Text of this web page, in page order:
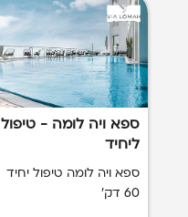
ספא ויה לומה - טיפול
ליחיד
ספא ויה לומה טיפול יחיד
60 דק'